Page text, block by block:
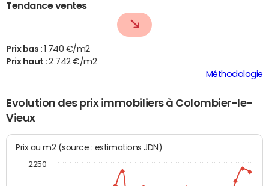
Tendance ventes
Prix bas :
1 740 €/m2
Prix haut :2 742 €/m2
Méthodologie
Evolution des prix immobiliers à Colombier-le-
Vieux
Prix au m2 (source : estimations JDN)
2250